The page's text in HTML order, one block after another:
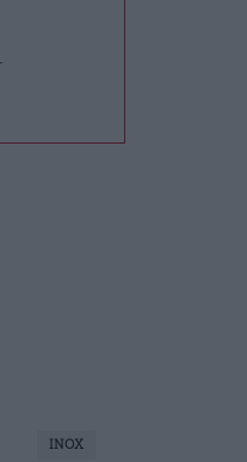
INOX